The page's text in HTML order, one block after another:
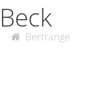
Bertrange